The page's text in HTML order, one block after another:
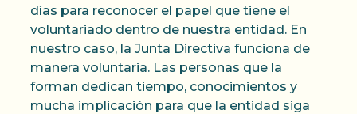
días para reconocer el papel que tiene el
voluntariado dentro de nuestra entidad. En
nuestro caso, la Junta Directiva funciona de
manera voluntaria. Las personas que la
forman dedican tiempo, conocimientos y
mucha implicación para que la entidad siga